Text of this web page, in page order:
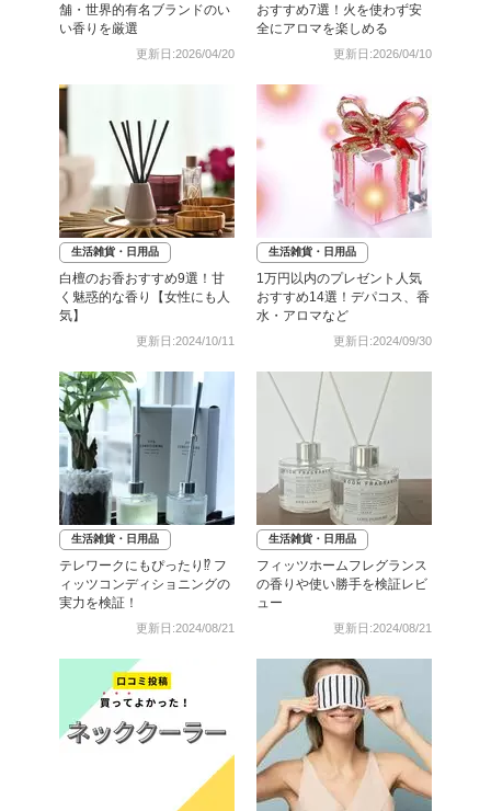
舗・世界的有名ブランドのい
い香りを厳選
更新日:2026/04/20
おすすめ7選！火を使わず安
全にアロマを楽しめる
更新日:2026/04/10
生活雑貨・日用品
白檀のお香おすすめ9選！甘
く魅惑的な香り【女性にも人
気】
更新日:2024/10/11
生活雑貨・日用品
1万円以内のプレゼント人気
おすすめ14選！デパコス、香
水・アロマなど
更新日:2024/09/30
生活雑貨・日用品
テレワークにもぴったり⁉ フ
ィッツコンディショニングの
実力を検証！
更新日:2024/08/21
生活雑貨・日用品
フィッツホームフレグランス
の香りや使い勝手を検証レビ
ュー
更新日:2024/08/21